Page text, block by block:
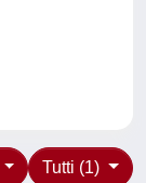
Tutti (1)